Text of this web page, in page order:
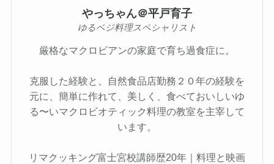
やっちゃん＠平戸育子
ゆるベジ料理スペシャリスト
厳格なマクロビアンの家庭で育ち過食症に。
克服した経験と、自然食品店勤務２０年の経験を
元に、簡単に作れて、美しく、食べておいしいゆ
る〜いマクロビオティック料理の教室を主宰して
います。
リマクッキング富士宮校講師歴20年｜料理と映画